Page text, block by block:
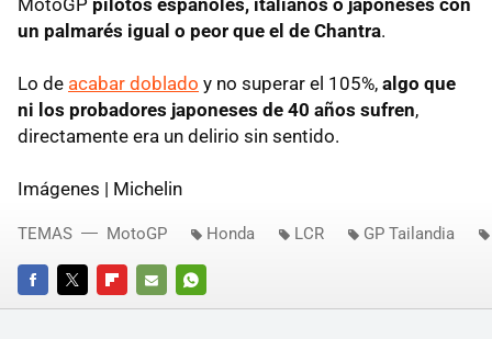
MotoGP pilotos españoles, italianos o japoneses con
un palmarés igual o peor que el de Chantra.
Lo de acabar doblado y no superar el 105%, algo que
ni los probadores japoneses de 40 años sufren,
directamente era un delirio sin sentido.
Imágenes | Michelin
FACEBOOKTWITTERFLIPBOARD
E-
WHATSAPP
TEMAS MotoGP Honda LCR GP Tailandia